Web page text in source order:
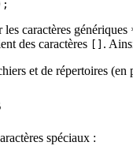
caractères génériques
des caractères .
et de répertoires
spéciaux :